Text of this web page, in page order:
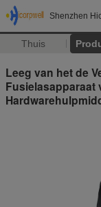
Shenzhen
Thuis
Leeg van het de
Fusielasapparaat